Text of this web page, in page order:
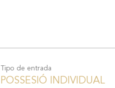
Tipo de entrada
POSSESIÓ INDIVIDUAL